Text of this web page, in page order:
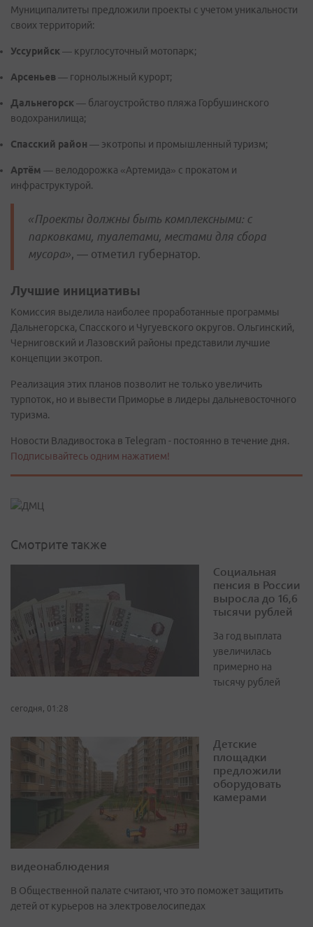
Муниципалитеты предложили проекты с учетом уникальности
своих территорий:
Уссурийск— круглосуточный мотопарк;
Арсеньев— горнолыжный курорт;
Дальнегорск— благоустройство пляжа Горбушинского
водохранилища;
Спасский район — экотропы и промышленный туризм;
Артём — велодорожка «Артемида» с прокатом и
инфраструктурой.
«Проекты должны быть комплексными: с
парковками, туалетами, местами для сбора
мусора», — отметил губернатор.
Лучшие инициативы
Комиссия выделила наиболее проработанные программы
Дальнегорска, Спасского и Чугуевского округов. Ольгинский,
Черниговский и Лазовский районы представили лучшие
концепции экотроп.
Реализация этих планов позволит не только увеличить
турпоток, но и вывести Приморье в лидеры дальневосточного
туризма.
Новости Владивостока в Telegram - постоянно в течение дня.
Подписывайтесь одним нажатием!
Смотрите также
Социальная
пенсия в России
выросла до 16,6
тысячи рублей
За год выплата
увеличилась
примерно на
тысячу рублей
сегодня, 01:28
Детские
площадки
предложили
оборудовать
камерами
видеонаблюдения
В Общественной палате считают, что это поможет защитить
детей от курьеров на электровелосипедах